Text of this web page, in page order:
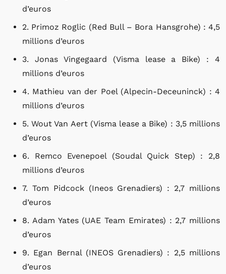
d’euros
2. Primoz Roglic (Red Bull – Bora Hansgrohe) : 4,5
millions d’euros
3. Jonas Vingegaard (Visma lease a Bike) : 4
millions d’euros
4. Mathieu van der Poel (Alpecin-Deceuninck) : 4
millions d’euros
5. Wout Van Aert (Visma lease a Bike) : 3,5 millions
d’euros
6. Remco Evenepoel (Soudal Quick Step) : 2,8
millions d’euros
7. Tom Pidcock (Ineos Grenadiers) : 2,7 millions
d’euros
8. Adam Yates (UAE Team Emirates) : 2,7 millions
d’euros
9. Egan Bernal (INEOS Grenadiers) : 2,5 millions
d’euros